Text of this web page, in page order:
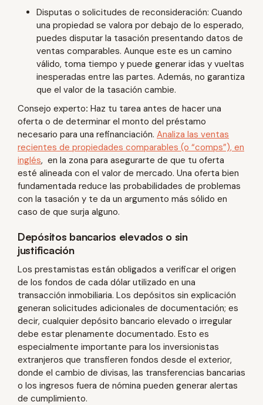
Disputas o solicitudes de reconsideración: Cuando
una propiedad se valora por debajo de lo esperado,
puedes disputar la tasación presentando datos de
ventas comparables. Aunque este es un camino
válido, toma tiempo y puede generar idas y vueltas
inesperadas entre las partes. Además, no garantiza
que el valor de la tasación cambie.
Consejo experto: Haz tu tarea antes de hacer una
oferta o de determinar el monto del préstamo
necesario para una refinanciación. Analiza las ventas
recientes de propiedades comparables (o “comps”), en
inglés, en la zona para asegurarte de que tu oferta
esté alineada con el valor de mercado. Una oferta bien
fundamentada reduce las probabilidades de problemas
con la tasación y te da un argumento más sólido en
caso de que surja alguno.
Depósitos bancarios elevados o sin
justificación
Los prestamistas están obligados a verificar el origen
de los fondos de cada dólar utilizado en una
transacción inmobiliaria. Los depósitos sin explicación
generan solicitudes adicionales de documentación; es
decir, cualquier depósito bancario elevado o irregular
debe estar plenamente documentado. Esto es
especialmente importante para los inversionistas
extranjeros que transfieren fondos desde el exterior,
donde el cambio de divisas, las transferencias bancarias
o los ingresos fuera de nómina pueden generar alertas
de cumplimiento.